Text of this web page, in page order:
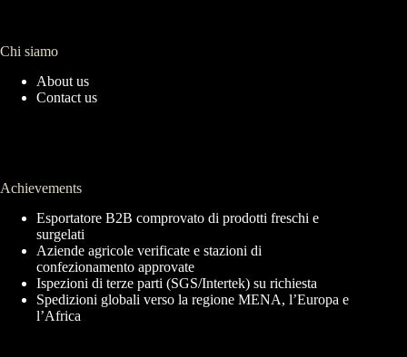
Chi siamo
About us
Contact us
Achievements
Esportatore B2B comprovato di prodotti freschi e
surgelati
Aziende agricole verificate e stazioni di
confezionamento approvate
Ispezioni di terze parti (SGS/Intertek) su richiesta
Spedizioni globali verso la regione MENA, l’Europa e
l’Africa